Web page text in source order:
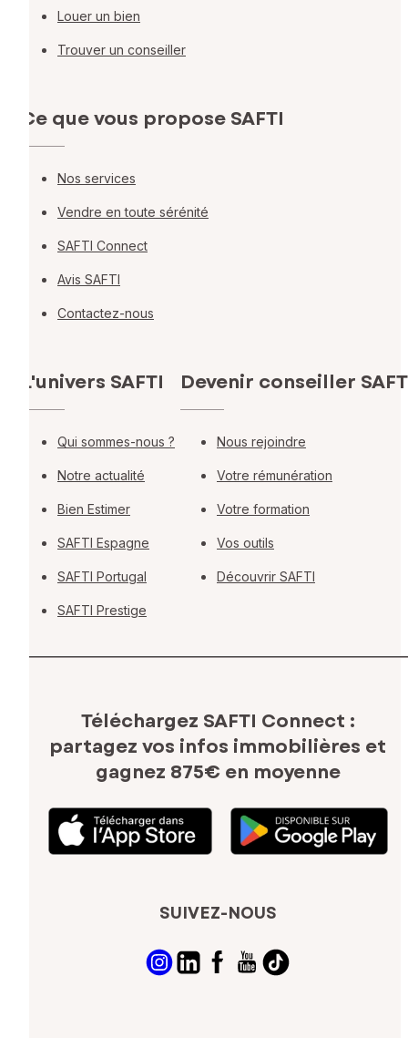
Louer un bien
Trouver un conseiller
Ce que vous propose SAFTI
Nos services
Vendre en toute sérénité
SAFTI Connect
Avis SAFTI
Contactez-nous
L'univers SAFTI
Qui sommes-nous ?
Notre actualité
Bien Estimer
SAFTI Espagne
SAFTI Portugal
SAFTI Prestige
Devenir conseiller
Nous rejoindre
Votre rémunération
Votre formation
Vos outils
Découvrir SAFTI
Téléchargez SAFTI Connect :
partagez vos infos immobilières et
gagnez 875€ en moyenne
SUIVEZ-NOUS